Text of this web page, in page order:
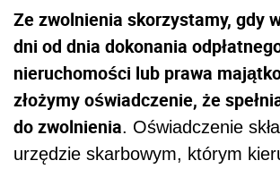
Ze zwolnienia skorzystamy, gdy
dni od dnia dokonania
nieruchomości lub prawa
złożymy oświadczenie, że
do zwolnienia. Oświadczenie
urzędzie skarbowym, którym